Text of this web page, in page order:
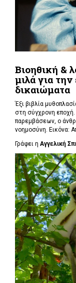
Βιοηθική &
μιλά για
δικαιώματα
Έξι βιβλία
στη σύγχρονη
παρεμβάσεων, ο
νοημοσύνη. Εικόνα:
Γράφει η Αγγελική